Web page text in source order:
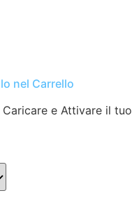
nel Carrello
e Attivare il tuo